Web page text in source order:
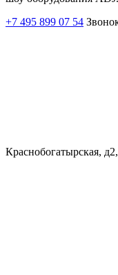
+7 495 899 07 54
Краснобогатырская, д2,